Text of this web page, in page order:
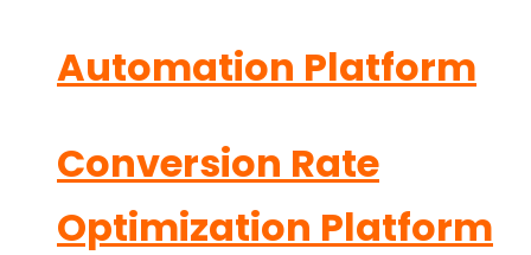
Automation Platform
Conversion Rate
Optimization Platform